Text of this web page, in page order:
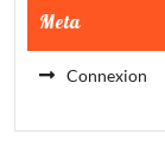
Meta
Connexion